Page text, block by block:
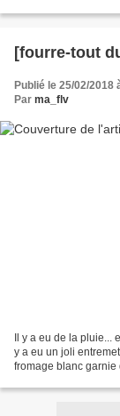
[fourre-tout
Publié le 25/02/2018
Par ma_flv
Il y a eu de la pluie...
y a eu un joli
fromage blanc garnie